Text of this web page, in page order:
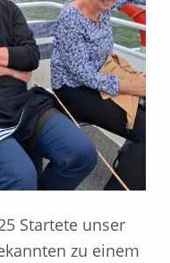
Startete unser
zu einem